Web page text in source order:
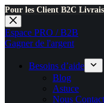
Pour les Client B2C
Passer
au
contenu
Espace PRO / B2B
Gagner de l'argent
Besoins d’aide
Blog
Astuce
Nous